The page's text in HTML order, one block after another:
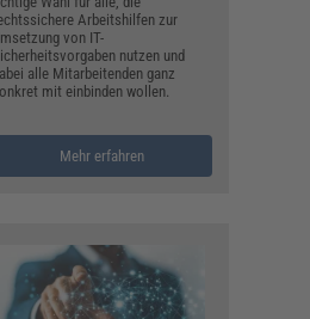
Arbeitshilfen zur
von IT-
nutzen und
alle Mitarbeitenden ganz
mit einbinden wollen.
Mehr erfahren